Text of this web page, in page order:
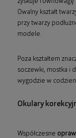
zyskuje równowagę
Owalny kształt
przy twarzy
modele.
Poza kształtem
soczewki, mostka i
wygodzie w
Okulary
Współczesne